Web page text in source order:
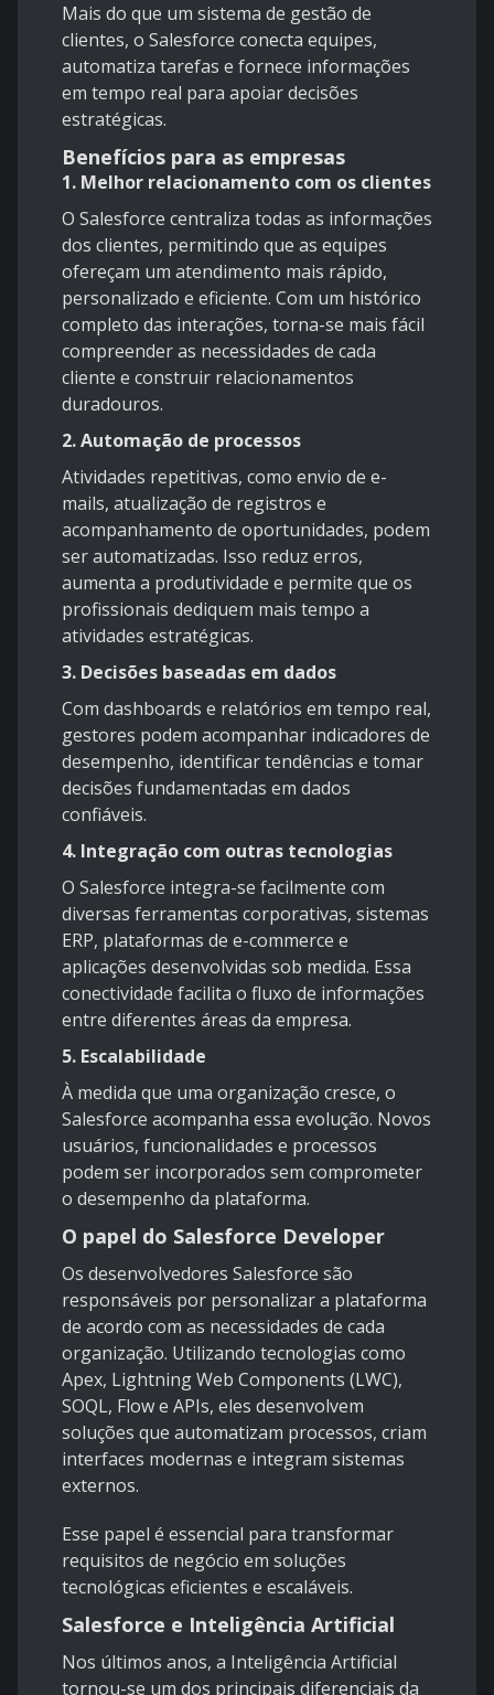
Mais do que um sistema de gestão de
clientes, o Salesforce conecta equipes,
automatiza tarefas e fornece informações
em tempo real para apoiar decisões
estratégicas.
Benefícios para as empresas
1. Melhor relacionamento com os clientes
O Salesforce centraliza todas as informações
dos clientes, permitindo que as equipes
ofereçam um atendimento mais rápido,
personalizado e eficiente. Com um histórico
completo das interações, torna-se mais fácil
compreender as necessidades de cada
cliente e construir relacionamentos
duradouros.
2. Automação de processos
Atividades repetitivas, como envio de e-
mails, atualização de registros e
acompanhamento de oportunidades, podem
ser automatizadas. Isso reduz erros,
aumenta a produtividade e permite que os
profissionais dediquem mais tempo a
atividades estratégicas.
3. Decisões baseadas em dados
Com dashboards e relatórios em tempo real,
gestores podem acompanhar indicadores de
desempenho, identificar tendências e tomar
decisões fundamentadas em dados
confiáveis.
4. Integração com outras tecnologias
O Salesforce integra-se facilmente com
diversas ferramentas corporativas, sistemas
ERP, plataformas de e-commerce e
aplicações desenvolvidas sob medida. Essa
conectividade facilita o fluxo de informações
entre diferentes áreas da empresa.
5. Escalabilidade
À medida que uma organização cresce, o
Salesforce acompanha essa evolução. Novos
usuários, funcionalidades e processos
podem ser incorporados sem comprometer
o desempenho da plataforma.
O papel do Salesforce Developer
Os desenvolvedores Salesforce são
responsáveis por personalizar a plataforma
de acordo com as necessidades de cada
organização. Utilizando tecnologias como
Apex, Lightning Web Components (LWC),
SOQL, Flow e APIs, eles desenvolvem
soluções que automatizam processos, criam
interfaces modernas e integram sistemas
externos.
Esse papel é essencial para transformar
requisitos de negócio em soluções
tecnológicas eficientes e escaláveis.
Salesforce e Inteligência Artificial
Nos últimos anos, a Inteligência Artificial
tornou-se um dos principais diferenciais da